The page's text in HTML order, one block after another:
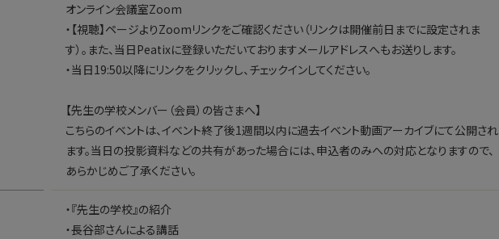
オンライン会議室Zoom
・【視聴】ページよりZoomリンクをご確認ください（リンクは開催前日までに設定されま
す）。また、当日Peatixに登録いただいておりますメールアドレスへもお送りします。
・当日19:50以降にリンクをクリックし、チェックインしてください。
【先生の学校メンバー（会員）の皆さまへ】
こちらのイベントは、イベント終了後1週間以内に過去イベント動画アーカイブにて公開され
ます。当日の投影資料などの共有があった場合には、申込者のみへの対応となりますので、
あらかじめご了承ください。
・『先生の学校』の紹介
・長谷部さんによる講話